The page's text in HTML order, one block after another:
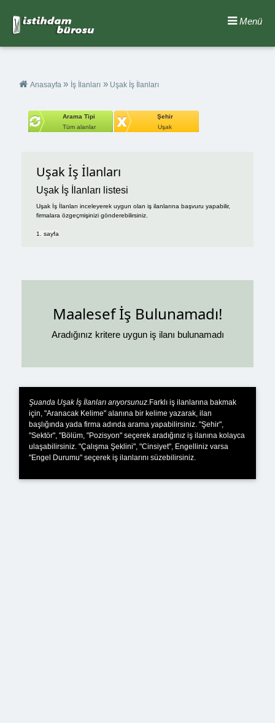
Menü
Anasayfa » İş İlanları » Uşak İş İlanları
Arama Tipi
Tüm alanlar
Şehir
Uşak
Uşak İş İlanları
Uşak İş İlanları listesi
Uşak İş İlanları inceleyerek uygun olan iş ilanlarına başvuru yapabilir,
firmalara özgeçmişinizi gönderebilirsiniz.
1. sayfa
Maalesef İş Bulunamadı!
Aradığınız kritere uygun iş ilanı bulunamadı
Şuanda Uşak İş İlanları arıyorsunuz. Farklı iş ilanlarına bakmak
için, "Aranacak Kelime" alanına bir kelime yazarak, ilan
başlığında yada firma adında arama yapabilirsiniz. "Şehir",
"Sektör", "Bölüm, "Pozisyon" seçerek aradığınız iş ilanına kolayca
ulaşabilirsiniz. "Çalışma Şeklini", "Cinsiyet", Engelliniz varsa
"Engel Durumu" seçerek iş ilanlarını süzebilirsiniz.